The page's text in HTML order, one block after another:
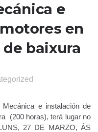
e
en
baixura
e instalación de
(200 horas), terá lugar no
27 DE MARZO, ÁS